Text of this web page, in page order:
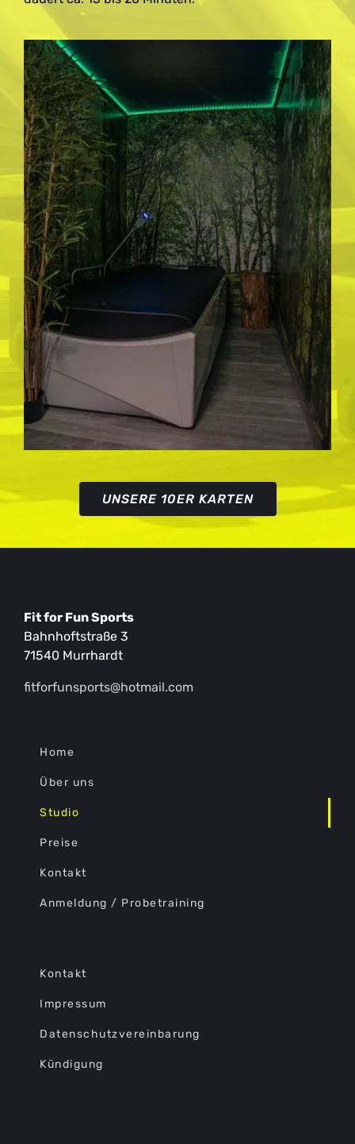
UNSERE 10ER KARTEN
Fit for Fun Sports
Bahnhoftstraße 3
71540 Murrhardt
fitforfunsports@hotmail.com
Home
Über uns
Studio
Preise
Kontakt
Anmeldung / Probetraining
Kontakt
Impressum
Datenschutzvereinbarung
Kündigung